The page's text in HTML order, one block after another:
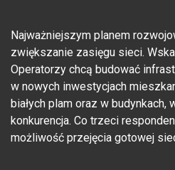
Najważniejszym planem
zwiększanie zasięgu sieci.
Operatorzy chcą budować
w nowych inwestycjach
białych plam oraz w budynkach,
konkurencja. Co trzeci
możliwość przejęcia gotowej